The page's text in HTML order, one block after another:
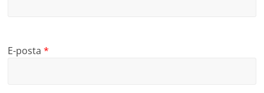
E-posta*